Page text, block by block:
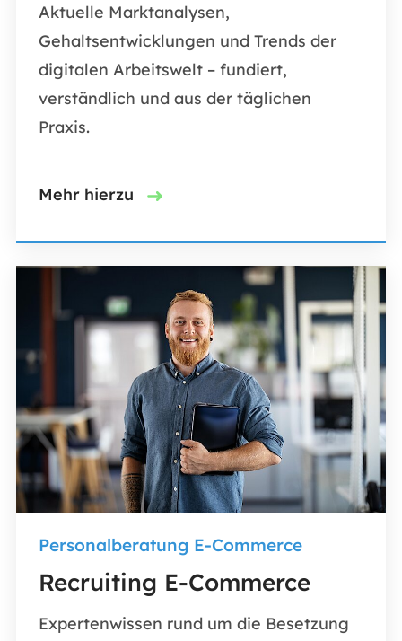
Aktuelle Marktanalysen,
Gehaltsentwicklungen und Trends der
digitalen Arbeitswelt – fundiert,
verständlich und aus der täglichen
Praxis.
Mehr hierzu
Personalberatung E-Commerce
Recruiting E-Commerce
Expertenwissen rund um die Besetzung